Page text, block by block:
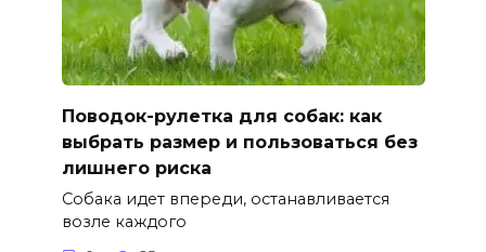
Поводок-рулетка для собак: как
выбрать размер и пользоваться без
лишнего риска
Собака идет впереди, останавливается
возле каждого